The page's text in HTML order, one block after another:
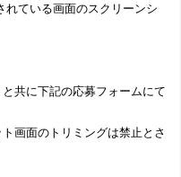
れている画面のスクリーンシ
共に下記の応募フォームにて
画面のトリミングは禁止とさ